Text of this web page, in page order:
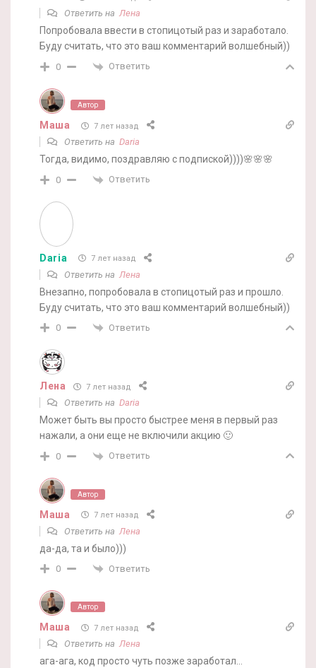
Ответить наЛена
Попробовала ввести в стопицотый раз и заработало.
Буду считать, что это ваш комментарий волшебный))
0 Ответить
Автор
Маша 7 лет назад
Ответить на Daria
Тогда, видимо, поздравляю с подпиской))))🌸🌸🌸
0 Ответить
Daria 7 лет назад
Ответить на Лена
Внезапно, попробовала в стопицотый раз и прошло.
Буду считать, что это ваш комментарий волшебный))
0 Ответить
Лена 7 лет назад
Ответить на Daria
Может быть вы просто быстрее меня в первый раз
нажали, а они еще не включили акцию 🙂
0 Ответить
Автор
Маша 7 лет назад
Ответить на Лена
да-да, та и было)))
0 Ответить
Автор
Маша 7 лет назад
Ответить наЛена
ага-ага, код просто чуть позже заработал…